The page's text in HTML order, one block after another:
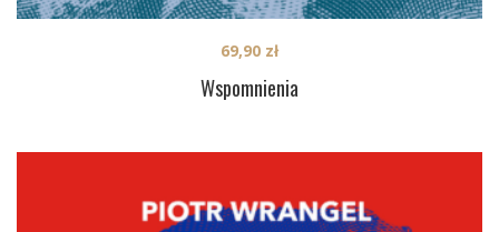
Wspomnienia
69,90 zł